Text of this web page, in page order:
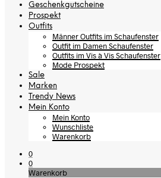
Geschenkgutscheine
Prospekt
Outfits
Männer Outfits im Schaufenster
Outfit im Damen Schaufenster
Outfits im Vis à Vis Schaufenster
Mode Prospekt
Sale
Marken
Trendy News
Mein Konto
Mein Konto
Wunschliste
Warenkorb
0
0
Warenkorb